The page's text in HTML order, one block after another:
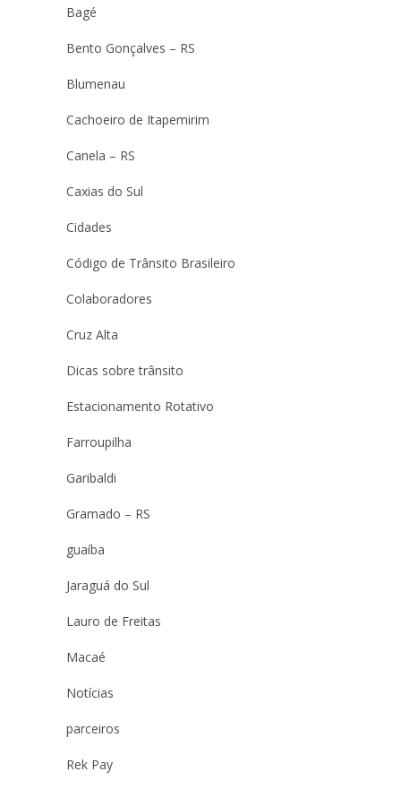
Bagé
Bento Gonçalves – RS
Blumenau
Cachoeiro de Itapemirim
Canela – RS
Caxias do Sul
Cidades
Código de Trânsito Brasileiro
Colaboradores
Cruz Alta
Dicas sobre trânsito
Estacionamento Rotativo
Farroupilha
Garibaldi
Gramado – RS
guaíba
Jaraguá do Sul
Lauro de Freitas
Macaé
Notícias
parceiros
Rek Pay